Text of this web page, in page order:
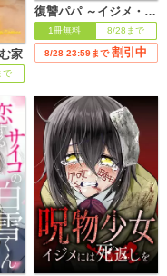
家
で
復讐パパ ～イジメ・リベンジャー～【単行本版】
1冊無料 8/28まで
8/28 23:59まで 割引中